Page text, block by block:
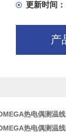
更新时间：
产
热电偶测温线
热电偶测温线